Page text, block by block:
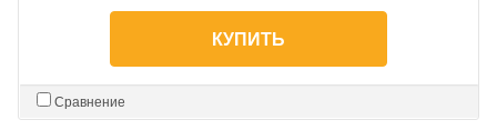
КУПИТЬ
Сравнение